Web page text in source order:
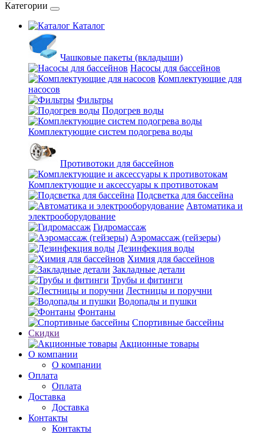
Категории
Каталог
Чашковые пакеты (вкладыши)
Насосы для бассейнов
Комплектующие для
насосов
Фильтры
Подогрев воды
Комплектующие систем подогрева воды
Противотоки для бассейнов
Комплектующие и аксессуары к противотокам
Подсветка для бассейна
Автоматика и
электрооборудование
Гидромассаж
Аэромассаж (гейзеры)
Дезинфекция воды
Химия для бассейнов
Закладные детали
Трубы и фитинги
Лестницы и поручни
Водопады и пушки
Фонтаны
Спортивные бассейны
Скидки
Акционные товары
О компании
О компании
Оплата
Оплата
Доставка
Доставка
Контакты
Контакты